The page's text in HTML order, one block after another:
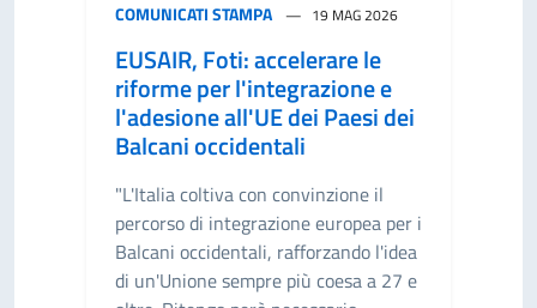
COMUNICATI STAMPA 19 MAG 2026
EUSAIR, Foti: accelerare le
riforme per l'integrazione e
l'adesione all'UE dei Paesi dei
Balcani occidentali
"L'Italia coltiva con convinzione il
percorso di integrazione europea per i
Balcani occidentali, rafforzando l'idea
di un'Unione sempre più coesa a 27 e